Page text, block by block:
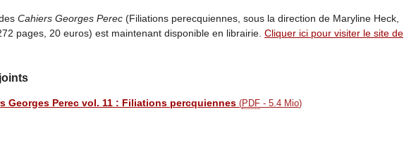
Cahiers Georges Perec (Filiations perecquiennes, sous la direction de Maryline Heck,
pages, 20 euros) est maintenant disponible en librairie. Cliquer ici pour visiter le site de
Georges Perec vol. 11 : Filiations percquiennes (PDF - 5.4 Mio)